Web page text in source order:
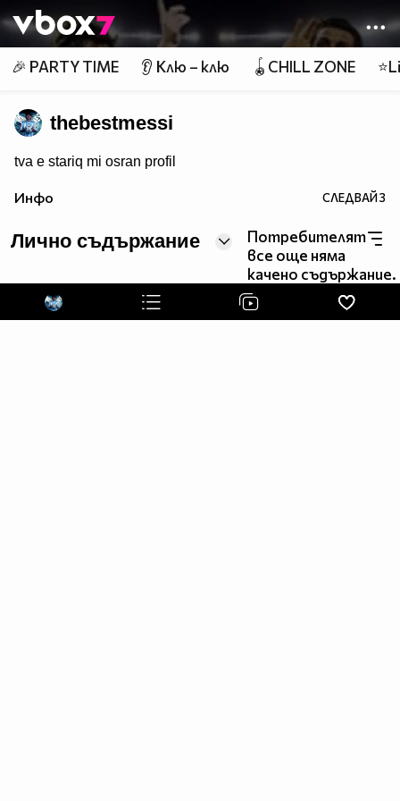
👾
🎉 PARTY TIME 👂 Клю – клю 🪀CHILL ZONE
thebestmessi
tva e stariq mi osran profil
Инфо СЛЕДВАЙ3
Лично съдържание
Потребителят
все още няма
качено съдържание.